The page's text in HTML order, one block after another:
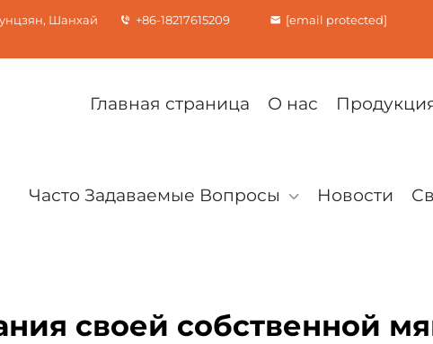
Шанхай +86-18217615209 [email protected]
Главная страница О нас
Часто Задаваемые Вопросы Новости
своей собственной